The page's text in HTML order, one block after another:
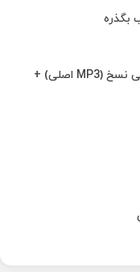
بگذره
دانلود آهنگ مسعود جلیلیان و رامین تجنگی نسخ (MP3 اصلی) +